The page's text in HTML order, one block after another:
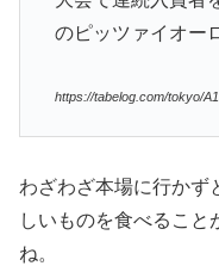
のピッツァイオー
https://tabelog.com/tokyo/
わざわざ本場に行かず
しいものを食べること
ね。